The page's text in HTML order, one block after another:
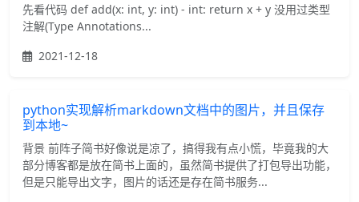
先看代码 def add(x: int, y: int) - int: return x + y 没用过类型
注解(Type Annotations...
2021-12-18
python实现解析markdown文档中的图片，并且保存
到本地~
背景 前阵子简书好像说是凉了，搞得我有点小慌，毕竟我的大
部分博客都是放在简书上面的，虽然简书提供了打包导出功能，
但是只能导出文字，图片的话还是存在简书服务...